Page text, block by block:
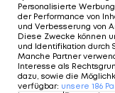
VSV die beste
Latendresse
sorgen für
Personalisierte
der Performance von
und Verbesserung von
Diese Zwecke können
und Identifikation durch
Manche Partner
Interesse als
dazu, sowie die
verfügbar: unsere 186